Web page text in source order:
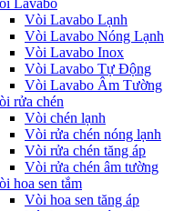
Lavabo
Vòi Lavabo Lạnh
Vòi Lavabo Nóng Lạnh
Vòi Lavabo Inox
Vòi Lavabo Tự Động
Vòi Lavabo Âm Tường
rửa chén
Vòi chén lạnh
Vòi rửa chén nóng lạnh
Vòi rửa chén tăng áp
Vòi rửa chén âm tường
hoa sen tắm
Vòi hoa sen tăng áp